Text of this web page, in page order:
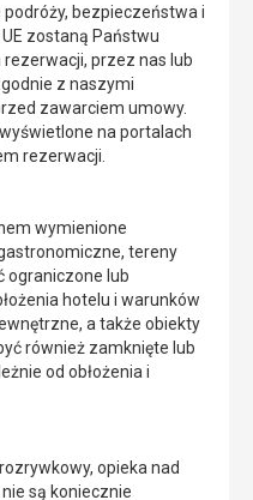
bezpieczeństwa i
zostaną Państwu
przez nas lub
z naszymi
zawarciem umowy.
na portalach
rezerwacji.
wymienione
tereny
ograniczone lub
hotelu i warunków
a także obiekty
również zamknięte lub
od obłożenia i
opieka nad
są koniecznie